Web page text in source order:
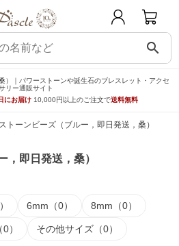
search
）｜パワーストーンや誕生石のブレスレット・アクセ
リー通販サイト
にお届け 10,000円以上のご注文で送料無料
ストーンビーズ（ブルー，即日発送，桑）
，即日発送，桑）
6mm（0） 8mm（0）
） その他サイズ（0）